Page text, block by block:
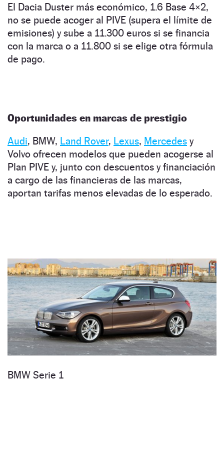
El Dacia Duster más económico, 1.6 Base 4×2,
no se puede acoger al PIVE (supera el límite de
emisiones) y sube a 11.300 euros si se financia
con la marca o a 11.800 si se elige otra fórmula
de pago.
Oportunidades en marcas de prestigio
Audi, BMW, Land Rover, Lexus, Mercedes y
Volvo ofrecen modelos que pueden acogerse al
Plan PIVE y, junto con descuentos y financiación
a cargo de las financieras de las marcas,
aportan tarifas menos elevadas de lo esperado.
BMW Serie 1